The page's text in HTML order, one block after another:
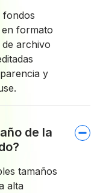
fondos
formato
archivo
y
de la
tamaños
alta